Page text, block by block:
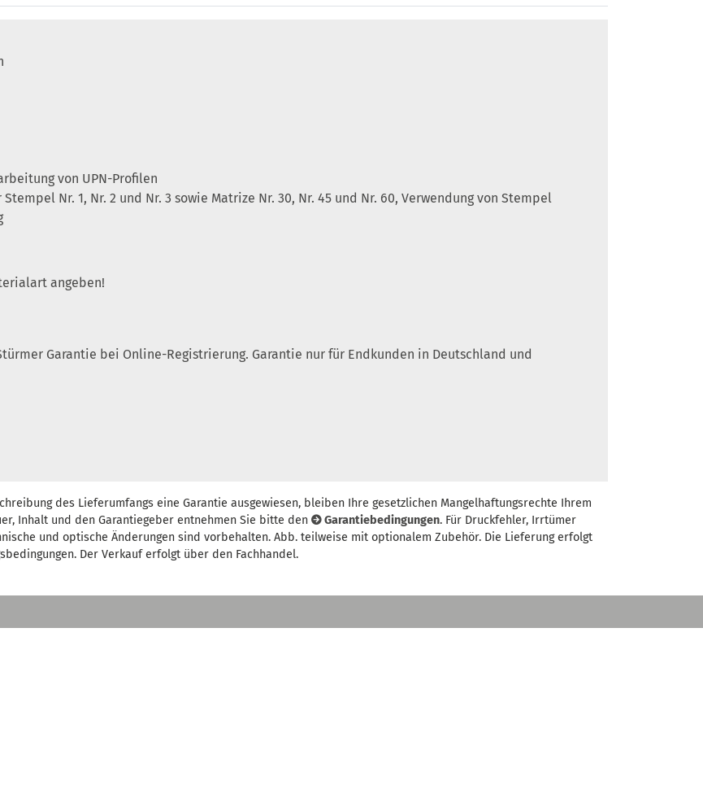
von UPN-Profilen
Nr. 1, Nr. 2 und Nr. 3 sowie Matrize Nr. 30, Nr. 45 und Nr. 60, Verwendung von Stempel
angeben!
Garantie bei Online-Registrierung. Garantie nur für Endkunden in Deutschland und
des Lieferumfangs eine Garantie ausgewiesen, bleiben Ihre gesetzlichen Mangelhaftungsrechte Ihrem
Inhalt und den Garantiegeber entnehmen Sie bitte den
Garantiebedingungen. Für Druckfehler, Irrtümer
und optische Änderungen sind vorbehalten. Abb. teilweise mit optionalem Zubehör. Die Lieferung erfolgt
Der Verkauf erfolgt über den Fachhandel.